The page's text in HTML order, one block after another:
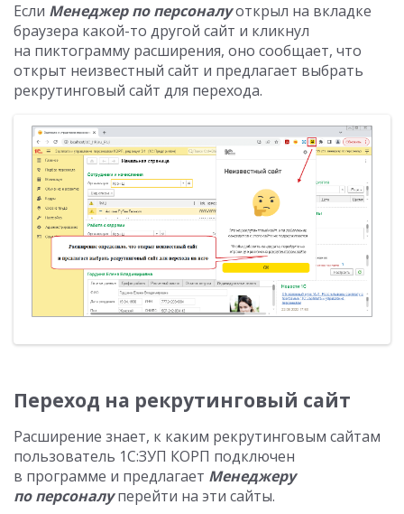
Если Менеджер по персоналуоткрыл на вкладке
браузера какой-то другой сайт и кликнул
на пиктограмму расширения, оно сообщает, что
открыт неизвестный сайт и предлагает выбрать
рекрутинговый сайт для перехода.
Переход на рекрутинговый сайт
Расширение знает, к каким рекрутинговым сайтам
пользователь 1С:ЗУП КОРП подключен
в программе и предлагает Менеджеру
по персоналуперейти на эти сайты.